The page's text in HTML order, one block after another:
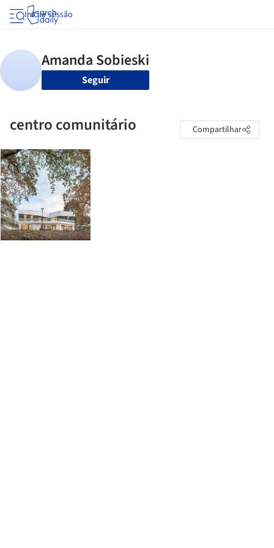
Iniciar sessão
Seguir
centro comunitário Compartilhar